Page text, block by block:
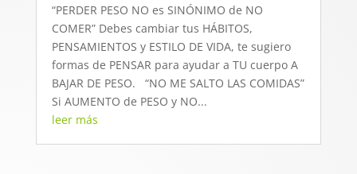
“PERDER PESO NO es SINÓNIMO de NO
COMER” Debes cambiar tus HÁBITOS,
PENSAMIENTOS y ESTILO DE VIDA, te sugiero
formas de PENSAR para ayudar a TU cuerpo A
BAJAR DE PESO. “NO ME SALTO LAS COMIDAS”
Si AUMENTO de PESO y NO...
leer más